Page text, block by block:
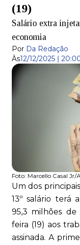
(19)
Salário extra
economia
Por Da Redação
Às12/12/2025 |
Foto: Marcello Casal Jr/
Um dos
13º salário terá
95,3 milhões de
feira (19) aos
assinada. A